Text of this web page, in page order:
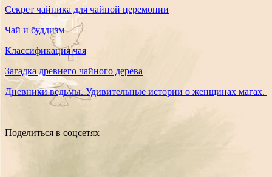
Секрет чайника для чайной церемонии
Чай и буддизм
Классификация чая
Загадка древнего чайного дерева
Дневники ведьмы. Удивительные истории о женщинах магах.
Поделиться в соцсетях